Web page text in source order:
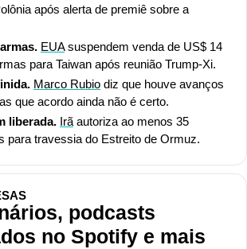
após alerta de premiê sobre a
EUA suspendem venda de US$ 14
para Taiwan após reunião Trump-Xi.
Marco Rubio diz que houve avanços
que acordo ainda não é certo.
liberada. Irã autoriza ao menos 35
para travessia do Estreito de Ormuz.
podcasts
no Spotify e mais